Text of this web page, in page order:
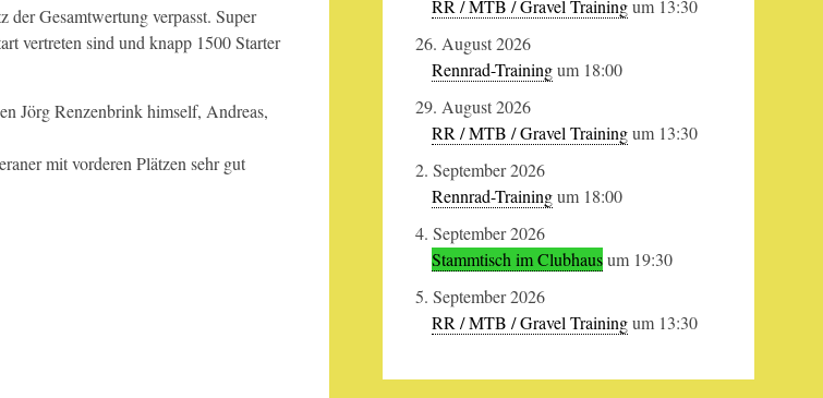
Gesamtwertung verpasst. Super
vertreten sind und knapp 1500 Starter
Jörg Renzenbrink himself, Andreas,
mit vorderen Plätzen sehr gut
RR / MTB / Gravel Trainingum 13:30
26. August 2026
Rennrad-Trainingum 18:00
29. August 2026
RR / MTB / Gravel Trainingum 13:30
2. September 2026
Rennrad-Trainingum 18:00
4. September 2026
Stammtisch im Clubhausum 19:30
5. September 2026
RR / MTB / Gravel Trainingum 13:30